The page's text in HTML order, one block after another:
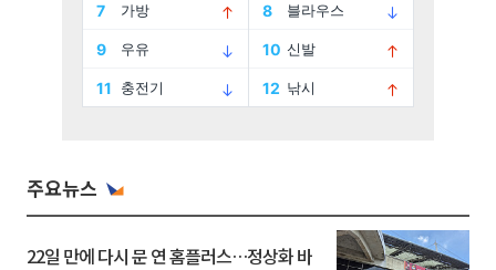
주요뉴스
22일 만에 다시 문 연 홈플러스…정상화 바